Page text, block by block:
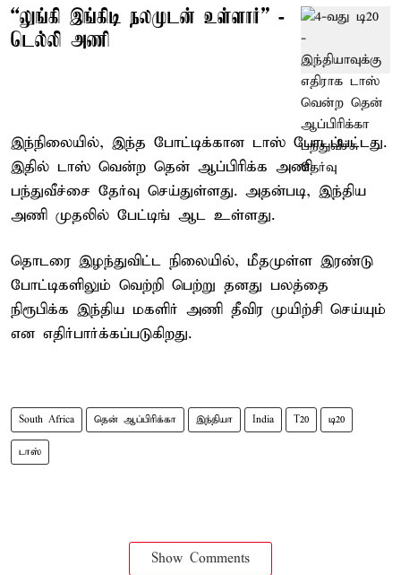
“லுங்கி இங்கிடி நலமுடன் உள்ளார்” -
டெல்லி அணி
இந்நிலையில், இந்த போட்டிக்கான டாஸ் போடப்பட்டது.
இதில் டாஸ் வென்ற தென் ஆப்பிரிக்க அணி
பந்துவீச்சை தேர்வு செய்துள்ளது. அதன்படி, இந்திய
அணி முதலில் பேட்டிங் ஆட உள்ளது.
தொடரை இழந்துவிட்ட நிலையில், மீதமுள்ள இரண்டு
போட்டிகளிலும் வெற்றி பெற்று தனது பலத்தை
நிரூபிக்க இந்திய மகளிர் அணி தீவிர முயிற்சி செய்யும்
என எதிர்பார்க்கப்படுகிறது.
South Africa தென் ஆப்பிரிக்கா இந்தியா India T20 டி20
டாஸ்
Show Comments